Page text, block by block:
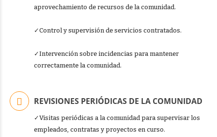
aprovechamiento de recursos de la comunidad.
✓Control y supervisión de servicios contratados.
✓Intervención sobre incidencias para mantener
correctamente la comunidad.
REVISIONES PERIÓDICAS DE LA COMUNIDAD
✓Visitas periódicas a la comunidad para supervisar los
empleados, contratas y proyectos en curso.